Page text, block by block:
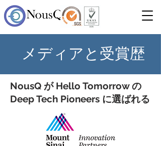
メディアと受賞歴
NousQ が Hello Tomorrow の
Deep Tech Pioneers に選ばれる